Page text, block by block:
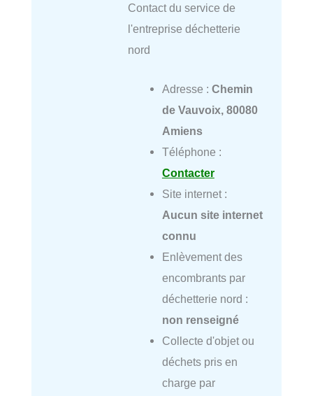
Contact du service de
l'entreprise déchetterie
nord
Adresse : Chemin
de Vauvoix, 80080
Amiens
Téléphone :
Contacter
Site internet :
Aucun site internet
connu
Enlèvement des
encombrants par
déchetterie nord :
non renseigné
Collecte d'objet ou
déchets pris en
charge par